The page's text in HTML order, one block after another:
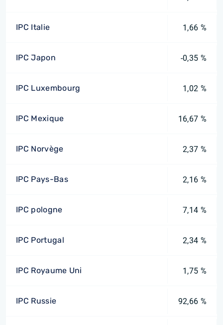
IPC Italie 1,66 %
IPC Japon -0,35 %
IPC Luxembourg 1,02 %
IPC Mexique 16,67 %
IPC Norvège 2,37 %
IPC Pays-Bas 2,16 %
IPC pologne 7,14 %
IPC Portugal 2,34 %
IPC Royaume Uni 1,75 %
IPC Russie 92,66 %